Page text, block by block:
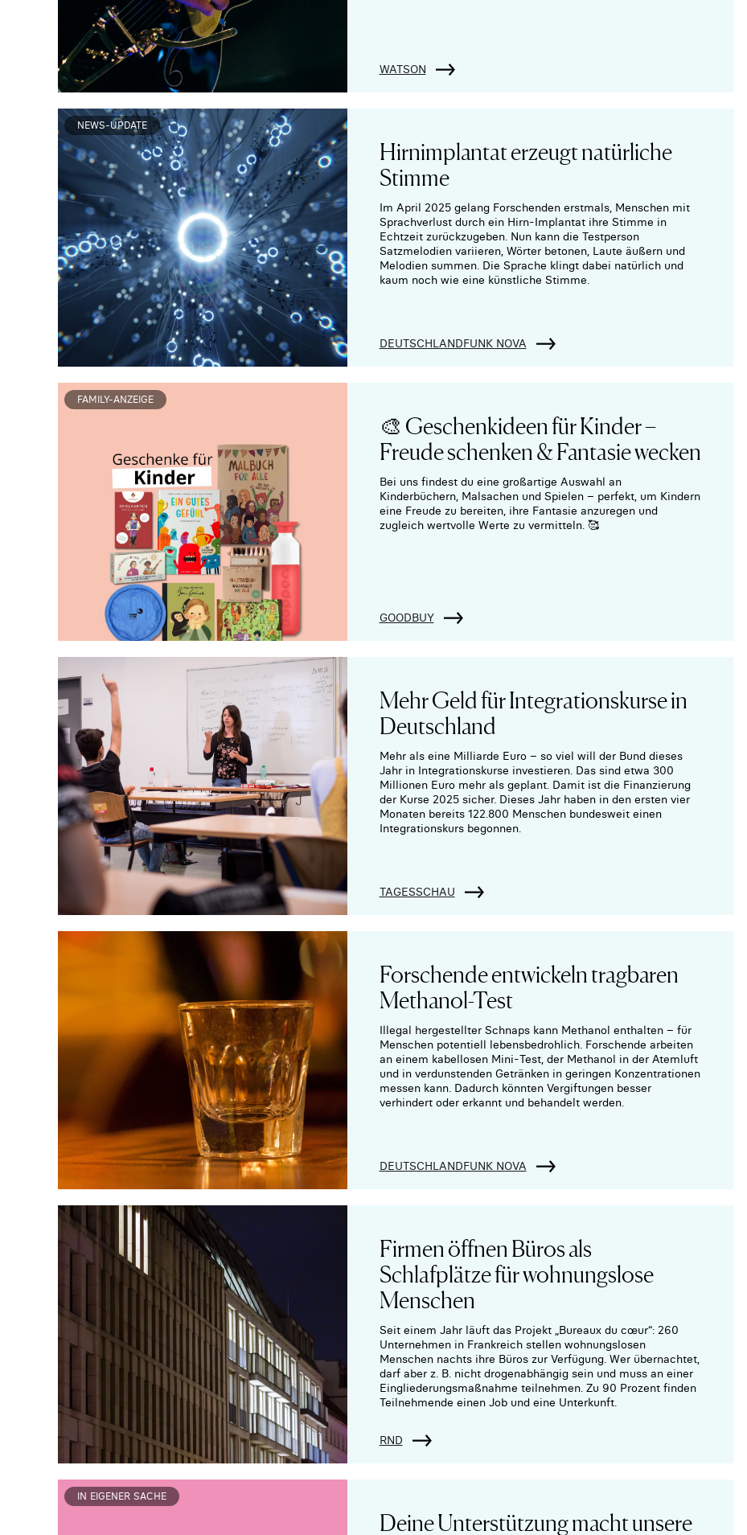
WATSON
NEWS-UPDATE
Hirnimplantat erzeugt natürliche
Stimme
Im April 2025 gelang Forschenden erstmals, Menschen mit
Sprachverlust durch ein Hirn-Implantat ihre Stimme in
Echtzeit zurückzugeben. Nun kann die Testperson
Satzmelodien variieren, Wörter betonen, Laute äußern und
Melodien summen. Die Sprache klingt dabei natürlich und
kaum noch wie eine künstliche Stimme.
DEUTSCHLANDFUNK NOVA
FAMILY-ANZEIGE
🎨 Geschenkideen für Kinder –
Freude schenken & Fantasie wecken
Bei uns findest du eine großartige Auswahl an
Kinderbüchern, Malsachen und Spielen – perfekt, um Kindern
eine Freude zu bereiten, ihre Fantasie anzuregen und
zugleich wertvolle Werte zu vermitteln. 🥰
GOODBUY
Mehr Geld für Integrationskurse in
Deutschland
Mehr als eine Milliarde Euro – so viel will der Bund dieses
Jahr in Integrationskurse investieren. Das sind etwa 300
Millionen Euro mehr als geplant. Damit ist die Finanzierung
der Kurse 2025 sicher. Dieses Jahr haben in den ersten vier
Monaten bereits 122.800 Menschen bundesweit einen
Integrationskurs begonnen.
TAGESSCHAU
Forschende entwickeln tragbaren
Methanol-Test
Illegal hergestellter Schnaps kann Methanol enthalten – für
Menschen potentiell lebensbedrohlich. Forschende arbeiten
an einem kabellosen Mini-Test, der Methanol in der Atemluft
und in verdunstenden Getränken in geringen Konzentrationen
messen kann. Dadurch könnten Vergiftungen besser
verhindert oder erkannt und behandelt werden.
DEUTSCHLANDFUNK NOVA
Firmen öffnen Büros als
Schlafplätze für wohnungslose
Menschen
Seit einem Jahr läuft das Projekt „Bureaux du cœur“: 260
Unternehmen in Frankreich stellen wohnungslosen
Menschen nachts ihre Büros zur Verfügung. Wer übernachtet,
darf aber z. B. nicht drogenabhängig sein und muss an einer
Eingliederungsmaßnahme teilnehmen. Zu 90 Prozent finden
Teilnehmende einen Job und eine Unterkunft.
RND
IN EIGENER SACHE
Deine Unterstützung macht unsere